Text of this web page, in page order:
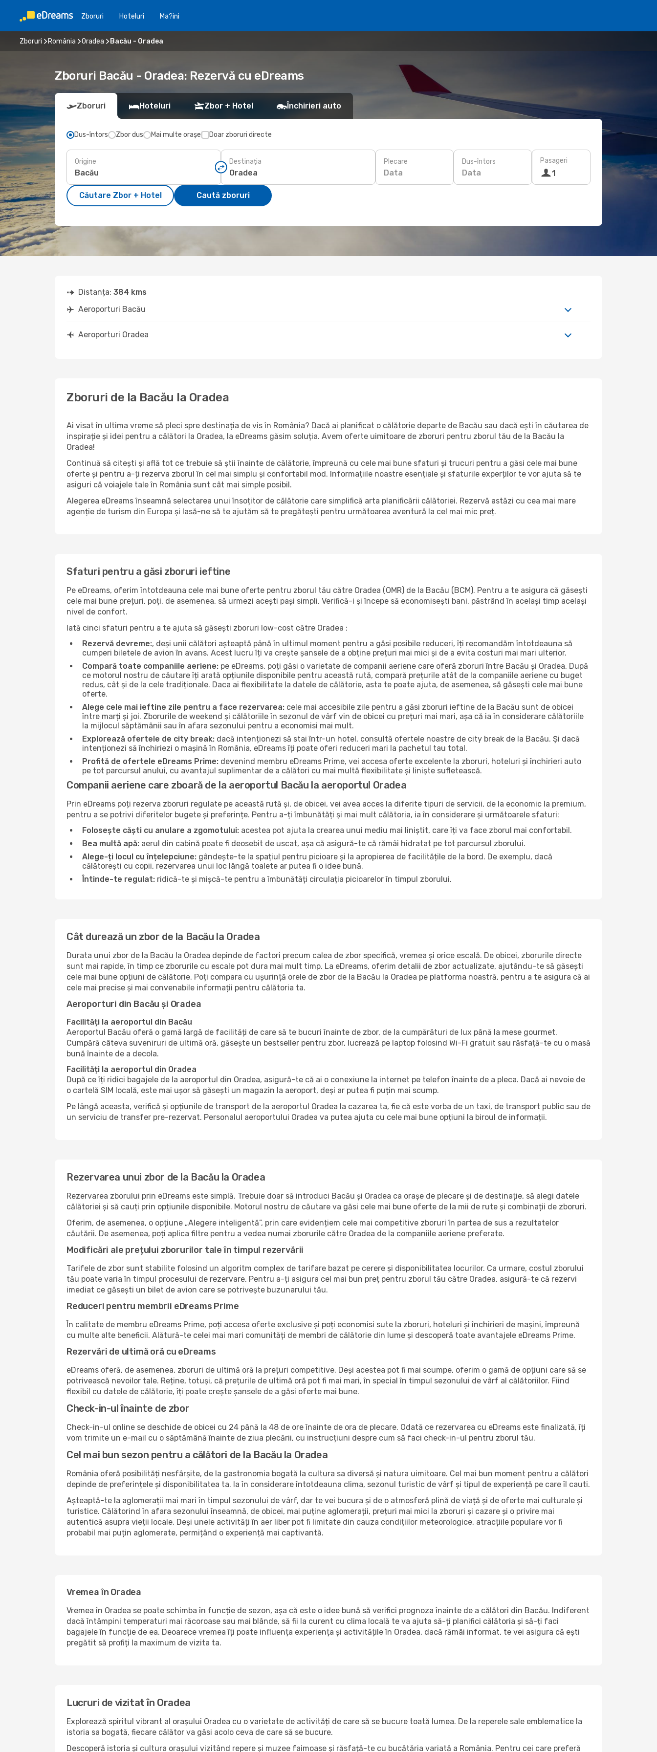
Zboruri Hoteluri Ma?ini
Zboruri România Oradea Bacău - Oradea
Zboruri Bacău - Oradea: Rezervă cu eDreams
Zboruri Hoteluri Zbor + Hotel Închirieri auto
Dus-întors Zbor dus Mai multe orașe Doar zboruri directe
Origine Destinația Plecare
Data
Dus-întors
Data
Pasageri
1
Căutare Zbor + Hotel Caută zboruri
Distanța: 384 kms
Aeroporturi Bacău
Aeroporturi Oradea
Zboruri de la Bacău la Oradea
Ai visat în ultima vreme să pleci spre destinația de vis în România? Dacă ai planificat o călătorie departe de Bacău sau dacă ești în căutarea de
inspirație și idei pentru a călători la Oradea, la eDreams găsim soluția. Avem oferte uimitoare de zboruri pentru zborul tău de la Bacău la
Oradea!
Continuă să citești și află tot ce trebuie să știi înainte de călătorie, împreună cu cele mai bune sfaturi și trucuri pentru a găsi cele mai bune
oferte și pentru a-ți rezerva zborul în cel mai simplu și confortabil mod. Informațiile noastre esențiale și sfaturile experților te vor ajuta să te
asiguri că voiajele tale în România sunt cât mai simple posibil.
Alegerea eDreams înseamnă selectarea unui însoțitor de călătorie care simplifică arta planificării călătoriei. Rezervă astăzi cu cea mai mare
agenție de turism din Europa și lasă-ne să te ajutăm să te pregătești pentru următoarea aventură la cel mai mic preț.
Sfaturi pentru a găsi zboruri ieftine
Pe eDreams, oferim întotdeauna cele mai bune oferte pentru zborul tău către Oradea (OMR) de la Bacău (BCM). Pentru a te asigura că găsești
cele mai bune prețuri, poți, de asemenea, să urmezi acești pași simpli. Verifică-i și începe să economisești bani, păstrând în același timp același
nivel de confort.
Iată cinci sfaturi pentru a te ajuta să găsești zboruri low-cost către Oradea :
Rezervă devreme:, deși unii călători așteaptă până în ultimul moment pentru a găsi posibile reduceri, îți recomandăm întotdeauna să
cumperi biletele de avion în avans. Acest lucru îți va crește șansele de a obține prețuri mai mici și de a evita costuri mai mari ulterior.
Compară toate companiile aeriene: pe eDreams, poți găsi o varietate de companii aeriene care oferă zboruri între Bacău și Oradea. După
ce motorul nostru de căutare îți arată opțiunile disponibile pentru această rută, compară prețurile atât de la companiile aeriene cu buget
redus, cât și de la cele tradiționale. Daca ai flexibilitate la datele de călătorie, asta te poate ajuta, de asemenea, să găsești cele mai bune
oferte.
Alege cele mai ieftine zile pentru a face rezervarea: cele mai accesibile zile pentru a găsi zboruri ieftine de la Bacău sunt de obicei
între marți și joi. Zborurile de weekend și călătoriile în sezonul de vârf vin de obicei cu prețuri mai mari, așa că ia în considerare călătoriile
la mijlocul săptămânii sau în afara sezonului pentru a economisi mai mult.
Explorează ofertele de city break: dacă intenționezi să stai într-un hotel, consultă ofertele noastre de city break de la Bacău. Și dacă
intenționezi să închiriezi o mașină în România, eDreams îți poate oferi reduceri mari la pachetul tau total.
Profită de ofertele eDreams Prime: devenind membru eDreams Prime, vei accesa oferte excelente la zboruri, hoteluri și închirieri auto
pe tot parcursul anului, cu avantajul suplimentar de a călători cu mai multă flexibilitate și liniște sufletească.
Companii aeriene care zboară de la aeroportul Bacău la aeroportul Oradea
Prin eDreams poți rezerva zboruri regulate pe această rută și, de obicei, vei avea acces la diferite tipuri de servicii, de la economic la premium,
pentru a se potrivi diferitelor bugete și preferințe. Pentru a-ți îmbunătăți și mai mult călătoria, ia în considerare și următoarele sfaturi:
Folosește căști cu anulare a zgomotului: acestea pot ajuta la crearea unui mediu mai liniștit, care îți va face zborul mai confortabil.
Bea multă apă: aerul din cabină poate fi deosebit de uscat, așa că asigură-te că rămâi hidratat pe tot parcursul zborului.
Alege-ți locul cu înțelepciune: gândește-te la spațiul pentru picioare și la apropierea de facilitățile de la bord. De exemplu, dacă
călătorești cu copii, rezervarea unui loc lângă toalete ar putea fi o idee bună.
Întinde-te regulat: ridică-te și mișcă-te pentru a îmbunătăți circulația picioarelor în timpul zborului.
Cât durează un zbor de la Bacău la Oradea
Durata unui zbor de la Bacău la Oradea depinde de factori precum calea de zbor specifică, vremea și orice escală. De obicei, zborurile directe
sunt mai rapide, în timp ce zborurile cu escale pot dura mai mult timp. La eDreams, oferim detalii de zbor actualizate, ajutându-te să găsești
cele mai bune opțiuni de călătorie. Poți compara cu ușurință orele de zbor de la Bacău la Oradea pe platforma noastră, pentru a te asigura că ai
cele mai precise și mai convenabile informații pentru călătoria ta.
Aeroporturi din Bacău și Oradea
Facilități la aeroportul din Bacău
Aeroportul Bacău oferă o gamă largă de facilități de care să te bucuri înainte de zbor, de la cumpărături de lux până la mese gourmet.
Cumpără câteva suveniruri de ultimă oră, găsește un bestseller pentru zbor, lucrează pe laptop folosind Wi-Fi gratuit sau răsfață-te cu o masă
bună înainte de a decola.
Facilități la aeroportul din Oradea
După ce îți ridici bagajele de la aeroportul din Oradea, asigură-te că ai o conexiune la internet pe telefon înainte de a pleca. Dacă ai nevoie de
o cartelă SIM locală, este mai ușor să găsești un magazin la aeroport, deși ar putea fi puțin mai scump.
Pe lângă aceasta, verifică și opțiunile de transport de la aeroportul Oradea la cazarea ta, fie că este vorba de un taxi, de transport public sau de
un serviciu de transfer pre-rezervat. Personalul aeroportului Oradea va putea ajuta cu cele mai bune opțiuni la biroul de informații.
Rezervarea unui zbor de la Bacău la Oradea
Rezervarea zborului prin eDreams este simplă. Trebuie doar să introduci Bacău și Oradea ca orașe de plecare și de destinație, să alegi datele
călătoriei și să cauți prin opțiunile disponibile. Motorul nostru de căutare va găsi cele mai bune oferte de la mii de rute și combinații de zboruri.
Oferim, de asemenea, o opțiune „Alegere inteligentă”, prin care evidențiem cele mai competitive zboruri în partea de sus a rezultatelor
căutării. De asemenea, poți aplica filtre pentru a vedea numai zborurile către Oradea de la companiile aeriene preferate.
Modificări ale prețului zborurilor tale în timpul rezervării
Tarifele de zbor sunt stabilite folosind un algoritm complex de tarifare bazat pe cerere și disponibilitatea locurilor. Ca urmare, costul zborului
tău poate varia în timpul procesului de rezervare. Pentru a-ți asigura cel mai bun preț pentru zborul tău către Oradea, asigură-te că rezervi
imediat ce găsești un bilet de avion care se potrivește buzunarului tău.
Reduceri pentru membrii eDreams Prime
În calitate de membru eDreams Prime, poți accesa oferte exclusive și poți economisi sute la zboruri, hoteluri și închirieri de mașini, împreună
cu multe alte beneficii. Alătură-te celei mai mari comunități de membri de călătorie din lume și descoperă toate avantajele eDreams Prime.
Rezervări de ultimă oră cu eDreams
eDreams oferă, de asemenea, zboruri de ultimă oră la prețuri competitive. Deși acestea pot fi mai scumpe, oferim o gamă de opțiuni care să se
potrivească nevoilor tale. Reține, totuși, că prețurile de ultimă oră pot fi mai mari, în special în timpul sezonului de vârf al călătoriilor. Fiind
flexibil cu datele de călătorie, îți poate crește șansele de a găsi oferte mai bune.
Check-in-ul înainte de zbor
Check-in-ul online se deschide de obicei cu 24 până la 48 de ore înainte de ora de plecare. Odată ce rezervarea cu eDreams este finalizată, îți
vom trimite un e-mail cu o săptămână înainte de ziua plecării, cu instrucțiuni despre cum să faci check-in-ul pentru zborul tău.
Cel mai bun sezon pentru a călători de la Bacău la Oradea
România oferă posibilități nesfârșite, de la gastronomia bogată la cultura sa diversă și natura uimitoare. Cel mai bun moment pentru a călători
depinde de preferințele și disponibilitatea ta. Ia în considerare întotdeauna clima, sezonul turistic de vârf și tipul de experiență pe care îl cauti.
Așteaptă-te la aglomerații mai mari în timpul sezonului de vârf, dar te vei bucura și de o atmosferă plină de viață și de oferte mai culturale și
turistice. Călătorind în afara sezonului înseamnă, de obicei, mai puține aglomerații, prețuri mai mici la zboruri și cazare și o privire mai
autentică asupra vieții locale. Deși unele activități în aer liber pot fi limitate din cauza condițiilor meteorologice, atracțiile populare vor fi
probabil mai puțin aglomerate, permițând o experiență mai captivantă.
Vremea în Oradea
Vremea în Oradea se poate schimba în funcție de sezon, așa că este o idee bună să verifici prognoza înainte de a călători din Bacău. Indiferent
dacă întâmpini temperaturi mai răcoroase sau mai blânde, să fii la curent cu clima locală te va ajuta să-ți planifici călătoria și să-ți faci
bagajele în funcție de ea. Deoarece vremea îți poate influența experiența și activitățile în Oradea, dacă rămâi informat, te vei asigura că ești
pregătit să profiți la maximum de vizita ta.
Lucruri de vizitat în Oradea
Explorează spiritul vibrant al orașului Oradea cu o varietate de activități de care să se bucure toată lumea. De la reperele sale emblematice la
istoria sa bogată, fiecare călător va găsi acolo ceva de care să se bucure.
Descoperă istoria și cultura orașului vizitând repere și muzee faimoase și răsfață-te cu bucătăria variată a România. Pentru cei care preferă